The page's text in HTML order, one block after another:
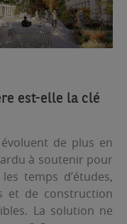
est-elle la clé
de plus en
à soutenir pour
temps d’études,
et de construction
La solution ne